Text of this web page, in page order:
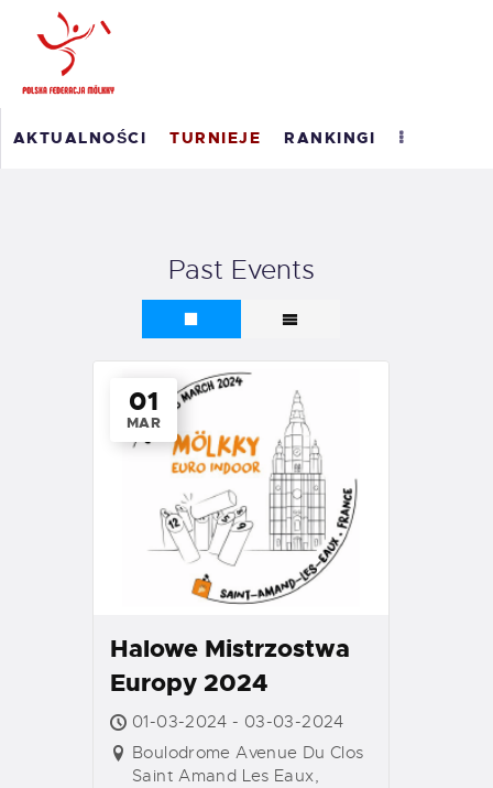
AKTUALNOŚCI TURNIEJE RANKINGI
POLSKI RANKING
WYNIKI
O PFM
EM 2023
KONTAKT
Past Events
01
MAR
Halowe Mistrzostwa
Europy 2024
01-03-2024 - 03-03-2024
Boulodrome Avenue Du Clos
Saint Amand Les Eaux,